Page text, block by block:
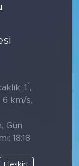
1 °,
6 km/s,
Gün
18:18